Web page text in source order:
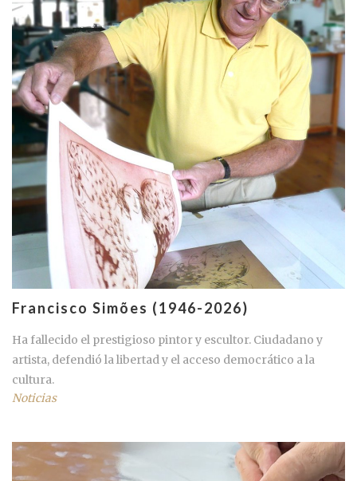
Francisco Simões (1946-2026)
Ha fallecido el prestigioso pintor y escultor. Ciudadano y
artista, defendió la libertad y el acceso democrático a la
cultura.
Noticias